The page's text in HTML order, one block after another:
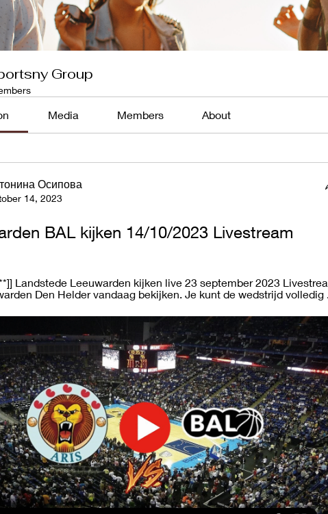
Group
Media Members About
Осипова
14, 2023
BAL kijken 14/10/2023 Livestream
Landstede Leeuwarden kijken live 23 september 2023
Den Helder vandaag bekijken. Je kunt de wedstrijd volledig